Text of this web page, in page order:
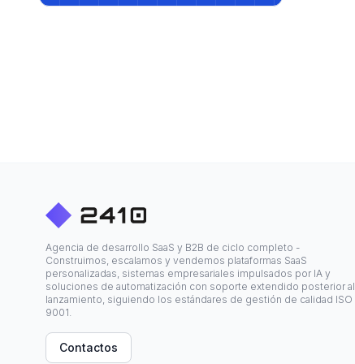
Agencia de desarrollo SaaS y B2B de ciclo completo -
Construimos, escalamos y vendemos plataformas SaaS
personalizadas, sistemas empresariales impulsados por IA y
soluciones de automatización con soporte extendido posterior al
lanzamiento, siguiendo los estándares de gestión de calidad ISO
9001.
Contactos